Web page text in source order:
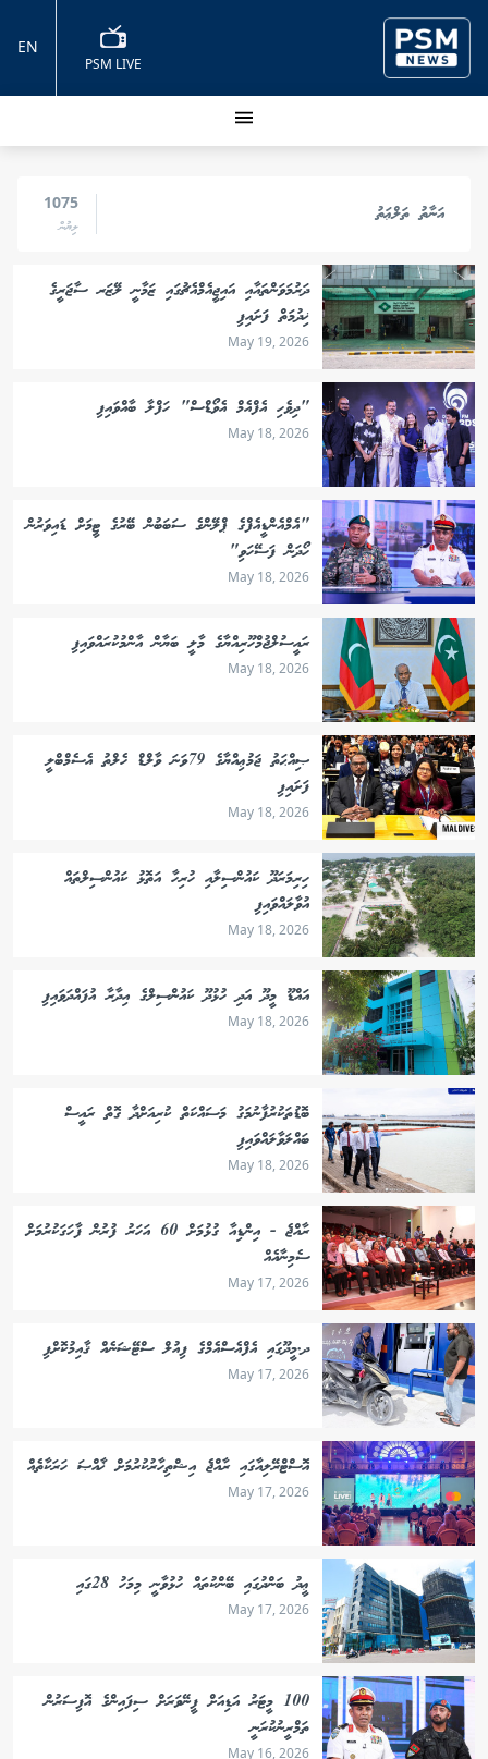
PSM LIVE
EN
އަނާތު ތަލްޢަތު 1075
ލިޔުން
ދަރުމަވަންތައާއި އައިޖީއެމްއެޗުގައި ޒަމާނީ ލޭޒަރ ސާޖަރީގެ
ޚިދުމަތް ފަށައިފި
May 19, 2026
"ދިވެހި އެފްއެމް އެވޯޑްސް" ހަފްލާ ބާއްވައިފި
May 18, 2026
"އެމްއެންޑީއެފްގެ ޕްލޭންގެ ސަބަބުން ބޭރުގެ ޓީމަށް ޑައިވަރުން
ހޯދަން ފަސޭހަވި"
May 18, 2026
ރައީސުލްޖުމްހޫރިއްޔާގެ މާލީ ބަޔާން އާންމުކުރައްވައިފި
May 18, 2026
ޞިއްޙަތު ޖަމުޢިއްޔާގެ 79ވަނަ ވާލްޑް ހެލްތު އެސެމްބްލީ
ފަށައިފި
May 18, 2026
ހިރިމަރަދޫ ކައުންސިލާއި ހުރިހާ އަތޮޅު ކައުންސިލްތައް
އުވާލައްވައިފި
May 18, 2026
އައްޑޫ މީދޫ އަދި ހުޅުދޫ ކައުންސިލްގެ އިދާރާ އުފައްދަވައިފި
May 18, 2026
ބޮޑުތަކުރުފާނުމަގު މަސައްކަތް ކުރިއަށްދާ ގޮތް ރައީސް
ބައްލަވާލައްވައިފި
May 18, 2026
ރާއްޖެ - އިންޑިއާ ގުޅުމަށް 60 އަހަރު ފުރުން ފާހަގަކުރުމަށް
ސެމިނާއެއް
May 17, 2026
ދ.މީދޫގައި އެފްއެސްއެމްގެ ފިއުލް ސްޓޭޝަނެއް ޤާއިމުކޮށްފި
May 17, 2026
އޮސްޓްރޭލިއާގައި ރާއްޖެ އިޝްތިހާރުކުރުމަށް ޚާއްޞަ ހަރަކާތެއް
May 17, 2026
ޢީދު ބަންދުގައި ބޭންކުތައް ހުޅުވާނީ މިމަހު 28ގައި
May 17, 2026
100 މީޓަރު އަޑިއަށް ފީނޭވަރަށް ސިފައިންގެ އޮފިސަރުން
ތަމްރީނުކުރަނީ
May 16, 2026